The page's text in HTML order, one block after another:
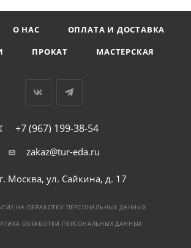
О НАС
ОПЛАТА И ДОСТАВКА
ПРОКАТ МАСТЕРСКАЯ
+7 (967) 199-38-54
zakaz@tur-eda.ru
г. Москва, ул. Сайкина, д. 17
НА ОБРАБОТКУ ПЕРСОНАЛЬНЫХ ДАННЫХ
ОБРАБОТКИ ПЕРСОНАЛЬНЫХ ДАННЫХ